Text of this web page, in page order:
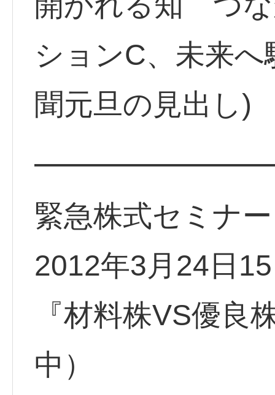
ションC、未来
聞元旦の見出し)
緊急株式セミナ
2012年3月24日
『材料株VS優良
中）